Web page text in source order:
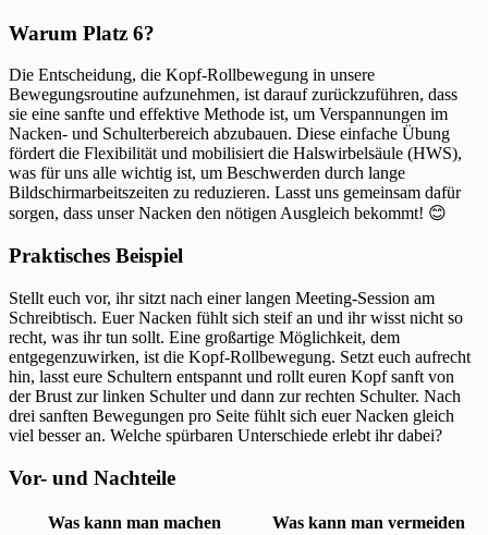
Warum Platz 6?
Die Entscheidung, die Kopf-Rollbewegung in unsere
Bewegungsroutine aufzunehmen, ist darauf zurückzuführen, dass
sie eine sanfte und effektive Methode ist, um Verspannungen im
Nacken- und Schulterbereich abzubauen. Diese einfache Übung
fördert die Flexibilität und mobilisiert die Halswirbelsäule (HWS),
was für uns alle wichtig ist, um Beschwerden durch lange
Bildschirmarbeitszeiten zu reduzieren. Lasst uns gemeinsam dafür
sorgen, dass unser Nacken den nötigen Ausgleich bekommt! 😊
Praktisches Beispiel
Stellt euch vor, ihr sitzt nach einer langen Meeting-Session am
Schreibtisch. Euer Nacken fühlt sich steif an und ihr wisst nicht so
recht, was ihr tun sollt. Eine großartige Möglichkeit, dem
entgegenzuwirken, ist die Kopf-Rollbewegung. Setzt euch aufrecht
hin, lasst eure Schultern entspannt und rollt euren Kopf sanft von
der Brust zur linken Schulter und dann zur rechten Schulter. Nach
drei sanften Bewegungen pro Seite fühlt sich euer Nacken gleich
viel besser an. Welche spürbaren Unterschiede erlebt ihr dabei?
Vor- und Nachteile
Was kann man machen
Was kann man vermeiden